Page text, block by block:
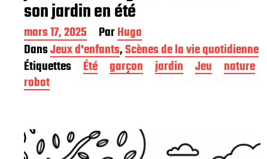
son jardin en été
D
a
t
e
d
e
b
l
i
mars 17, 2025 ParHugo
DansJeux d'enfants,Scènes de la vie quotidienne
Étiquettes
Été garçon jardin Jeu
nature
robot